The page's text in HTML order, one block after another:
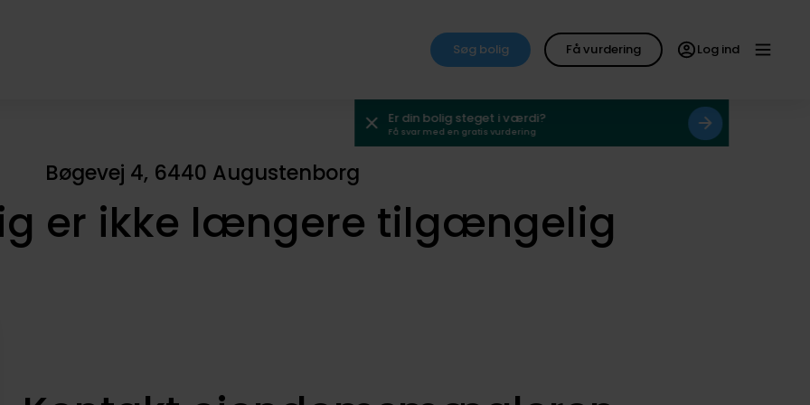
Søg bolig Få vurdering Log ind
Er din bolig steget i værdi?
Få svar med en gratis vurdering
Bøgevej 4, 6440 Augustenborg
er ikke længere tilgængelig